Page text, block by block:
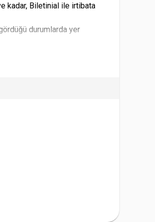
kadar, Biletinial ile irtibata
durumlarda yer